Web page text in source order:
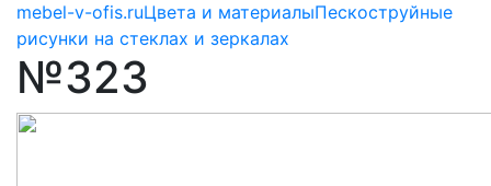
mebel-v-ofis.ruЦвета и материалыПескоструйные
рисунки на стеклах и зеркалах
№323